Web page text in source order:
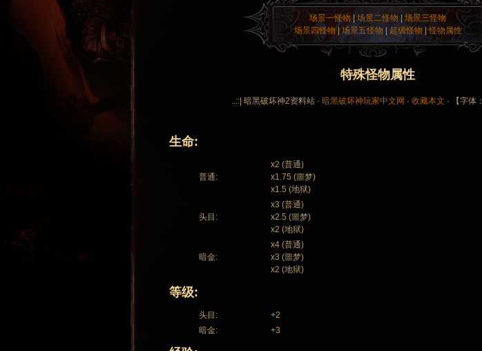
场景一怪物| 场景二怪物
场景三怪物
场景四怪物|场景五怪物 超级怪物 |怪物属性
特殊怪物属性
..::| 暗黑破坏神2资料站 · 暗黑破坏神玩家中文网 · 收藏本文 · 【字体：
生命:
普通:
x2 (普通)
x1.75 (噩梦)
x1.5 (地狱)
头目:
x3 (普通)
x2.5 (噩梦)
x2 (地狱)
暗金:
x4 (普通)
x3 (噩梦)
x2 (地狱)
等级:
头目:
+2
暗金:
+3